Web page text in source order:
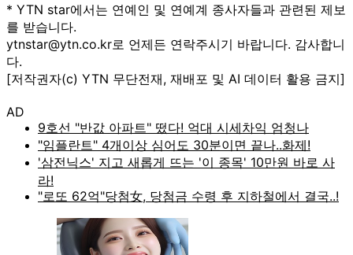
* YTN star에서는 연예인 및 연예계 종사자들과 관련된 제보
를 받습니다.
ytnstar@ytn.co.kr로 언제든 연락주시기 바랍니다. 감사합니
다.
[저작권자(c) YTN 무단전재, 재배포 및 AI 데이터 활용 금지]
AD